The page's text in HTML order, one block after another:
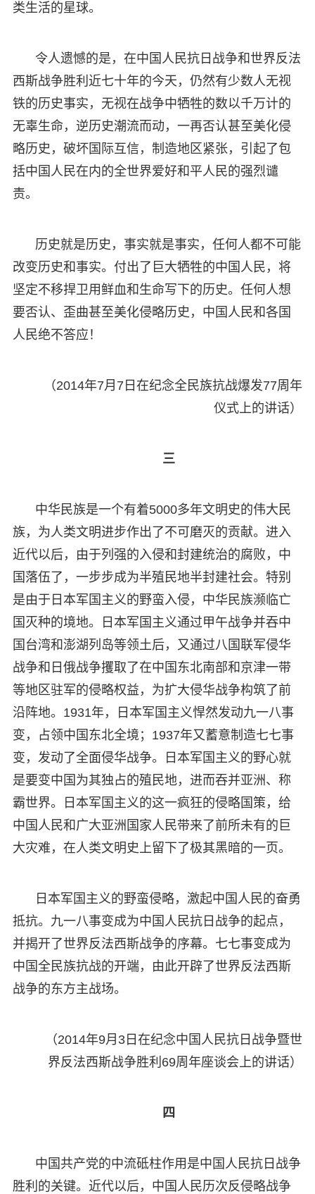
类生活的星球。
令人遗憾的是，在中国人民抗日战争和世界反法
西斯战争胜利近七十年的今天，仍然有少数人无视
铁的历史事实，无视在战争中牺牲的数以千万计的
无辜生命，逆历史潮流而动，一再否认甚至美化侵
略历史，破坏国际互信，制造地区紧张，引起了包
括中国人民在内的全世界爱好和平人民的强烈谴
责。
历史就是历史，事实就是事实，任何人都不可能
改变历史和事实。付出了巨大牺牲的中国人民，将
坚定不移捍卫用鲜血和生命写下的历史。任何人想
要否认、歪曲甚至美化侵略历史，中国人民和各国
人民绝不答应！
（2014年7月7日在纪念全民族抗战爆发77周年
仪式上的讲话）
三
中华民族是一个有着5000多年文明史的伟大民
族，为人类文明进步作出了不可磨灭的贡献。进入
近代以后，由于列强的入侵和封建统治的腐败，中
国落伍了，一步步成为半殖民地半封建社会。特别
是由于日本军国主义的野蛮入侵，中华民族濒临亡
国灭种的境地。日本军国主义通过甲午战争并吞中
国台湾和澎湖列岛等领土后，又通过八国联军侵华
战争和日俄战争攫取了在中国东北南部和京津一带
等地区驻军的侵略权益，为扩大侵华战争构筑了前
沿阵地。1931年，日本军国主义悍然发动九一八事
变，占领中国东北全境；1937年又蓄意制造七七事
变，发动了全面侵华战争。日本军国主义的野心就
是要变中国为其独占的殖民地，进而吞并亚洲、称
霸世界。日本军国主义的这一疯狂的侵略国策，给
中国人民和广大亚洲国家人民带来了前所未有的巨
大灾难，在人类文明史上留下了极其黑暗的一页。
日本军国主义的野蛮侵略，激起中国人民的奋勇
抵抗。九一八事变成为中国人民抗日战争的起点，
并揭开了世界反法西斯战争的序幕。七七事变成为
中国全民族抗战的开端，由此开辟了世界反法西斯
战争的东方主战场。
（2014年9月3日在纪念中国人民抗日战争暨世
界反法西斯战争胜利69周年座谈会上的讲话）
四
中国共产党的中流砥柱作用是中国人民抗日战争
胜利的关键。近代以后，中国人民历次反侵略战争